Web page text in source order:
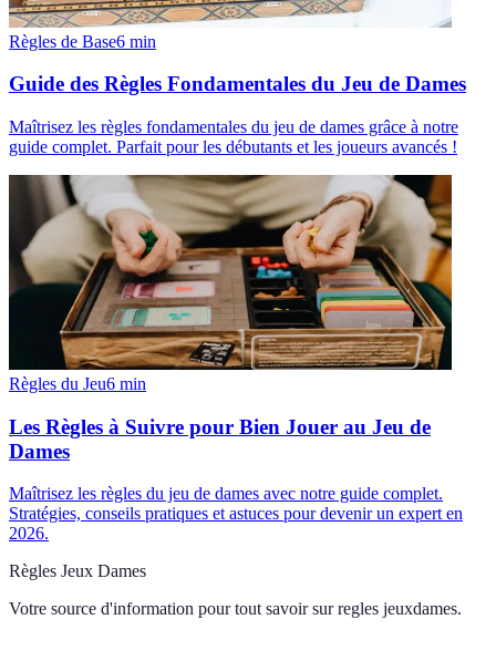
Règles de Base6 min
Guide des Règles Fondamentales du Jeu de Dames
Maîtrisez les règles fondamentales du jeu de dames grâce à notre
guide complet. Parfait pour les débutants et les joueurs avancés !
Règles du Jeu6 min
Les Règles à Suivre pour Bien Jouer au Jeu de
Dames
Maîtrisez les règles du jeu de dames avec notre guide complet.
Stratégies, conseils pratiques et astuces pour devenir un expert en
2026.
Règles Jeux Dames
Votre source d'information pour tout savoir sur regles jeuxdames.